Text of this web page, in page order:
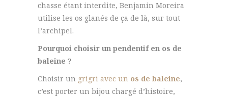
chasse étant interdite, Benjamin Moreira
utilise les os glanés de ça de là, sur tout
l’archipel.
Pourquoi choisir un pendentif en os de
baleine ?
Choisir un grigri avec un os de baleine,
c’est porter un bijou chargé d’histoire,